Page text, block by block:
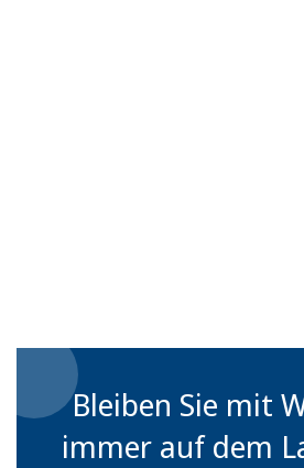
Bleiben Sie mit
immer auf dem